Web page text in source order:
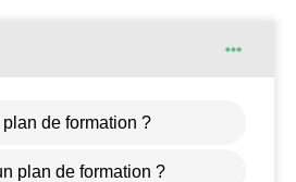
de formation ?
plan de formation ?